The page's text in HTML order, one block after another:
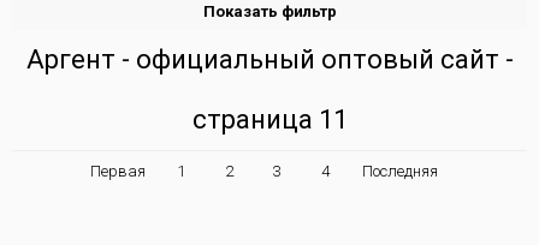
Показать фильтр
Аргент - официальный оптовый сайт -
страница 11
Первая 1 2 3 4 Последняя